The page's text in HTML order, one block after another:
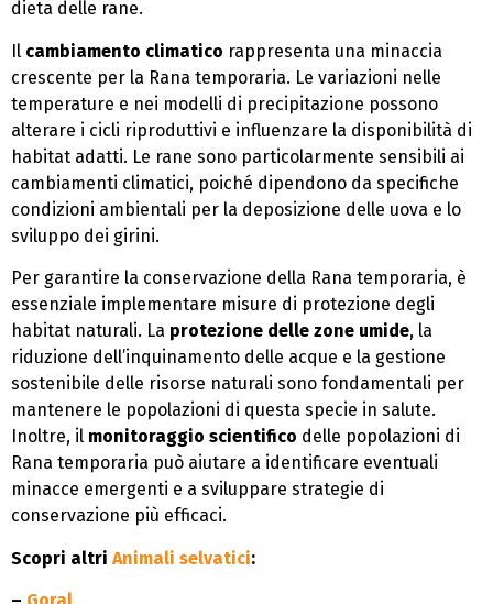
dieta delle rane.
Il cambiamento climatico rappresenta una minaccia
crescente per la Rana temporaria. Le variazioni nelle
temperature e nei modelli di precipitazione possono
alterare i cicli riproduttivi e influenzare la disponibilità di
habitat adatti. Le rane sono particolarmente sensibili ai
cambiamenti climatici, poiché dipendono da specifiche
condizioni ambientali per la deposizione delle uova e lo
sviluppo dei girini.
Per garantire la conservazione della Rana temporaria, è
essenziale implementare misure di protezione degli
habitat naturali. La protezione delle zone umide, la
riduzione dell’inquinamento delle acque e la gestione
sostenibile delle risorse naturali sono fondamentali per
mantenere le popolazioni di questa specie in salute.
Inoltre, il monitoraggio scientifico delle popolazioni di
Rana temporaria può aiutare a identificare eventuali
minacce emergenti e a sviluppare strategie di
conservazione più efficaci.
Scopri altri Animali selvatici: